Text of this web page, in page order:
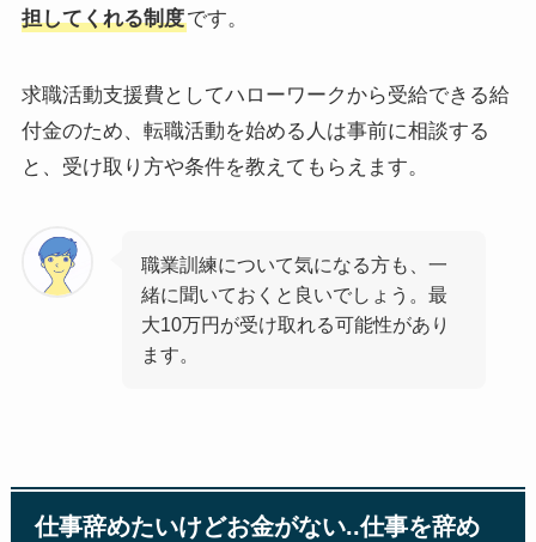
担してくれる制度です。
求職活動支援費としてハローワークから受給できる給
付金のため、転職活動を始める人は事前に相談する
と、受け取り方や条件を教えてもらえます。
職業訓練について気になる方も、一
緒に聞いておくと良いでしょう。最
大10万円が受け取れる可能性があり
ます。
仕事辞めたいけどお金がない..仕事を辞め